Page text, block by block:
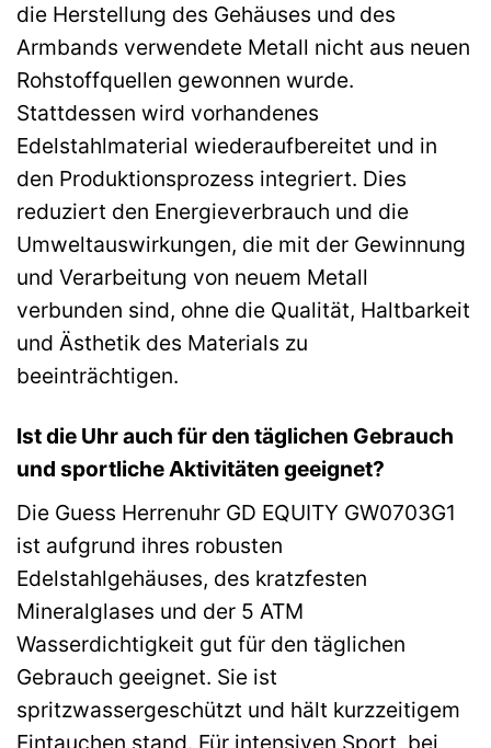
die Herstellung des Gehäuses und des
Armbands verwendete Metall nicht aus neuen
Rohstoffquellen gewonnen wurde.
Stattdessen wird vorhandenes
Edelstahlmaterial wiederaufbereitet und in
den Produktionsprozess integriert. Dies
reduziert den Energieverbrauch und die
Umweltauswirkungen, die mit der Gewinnung
und Verarbeitung von neuem Metall
verbunden sind, ohne die Qualität, Haltbarkeit
und Ästhetik des Materials zu
beeinträchtigen.
Ist die Uhr auch für den täglichen Gebrauch
und sportliche Aktivitäten geeignet?
Die Guess Herrenuhr GD EQUITY GW0703G1
ist aufgrund ihres robusten
Edelstahlgehäuses, des kratzfesten
Mineralglases und der 5 ATM
Wasserdichtigkeit gut für den täglichen
Gebrauch geeignet. Sie ist
spritzwassergeschützt und hält kurzzeitigem
Eintauchen stand. Für intensiven Sport, bei